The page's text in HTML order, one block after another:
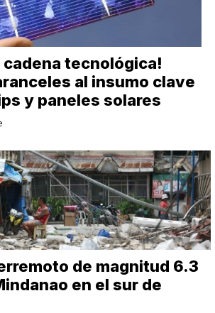
cadena tecnológica!
al insumo clave
y paneles solares
de magnitud 6.3
en el sur de